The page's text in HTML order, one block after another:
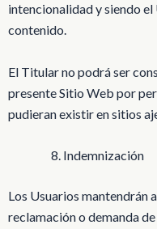
intencionalidad y siendo
contenido.
El Titular no podrá ser
presente Sitio Web por
pudieran existir en sitios
Indemnización
Los Usuarios mantendrán
reclamación o demanda